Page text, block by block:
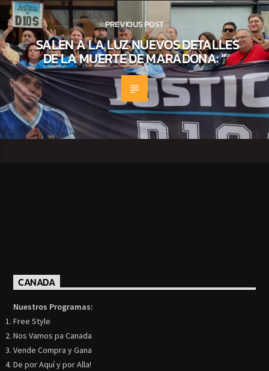
PREVIOUS POST
SALEN A LA LUZ NUEVOS DETALLES
DE LA MUERTE DE MARADONA: “
CANADA
Nuestros Programas:
Free Style
Nos Vamos pa Canada
Vende Compra y Gana
De por Aquí y por Alla!